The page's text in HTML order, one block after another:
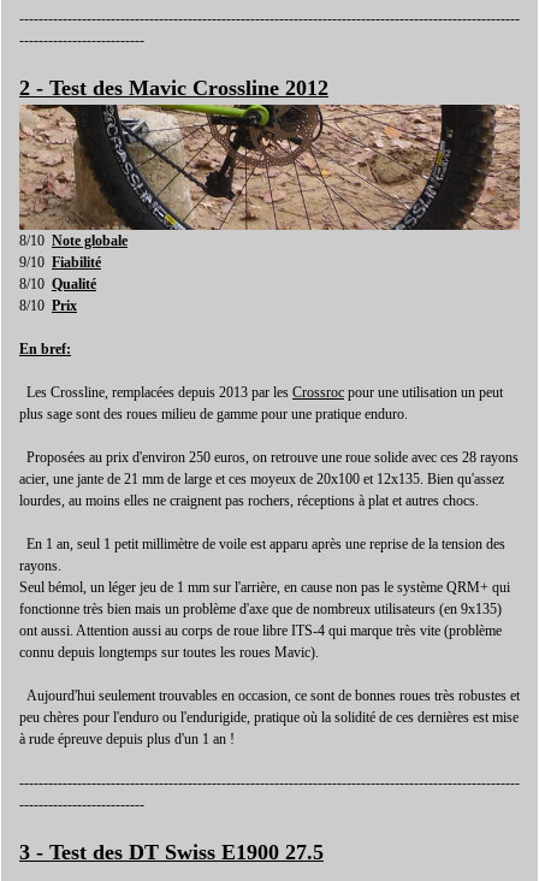
--------------------------------------------------------------------------------------------------------
--------------------------
2 - Test des Mavic Crossline 2012
8/10 Note globale
9/10 Fiabilité
8/10 Qualité
8/10 Prix
En bref:
Les Crossline, remplacées depuis 2013 par les Crossroc pour une utilisation un peut
plus sage sont des roues milieu de gamme pour une pratique enduro.
Proposées au prix d'environ 250 euros, on retrouve une roue solide avec ces 28 rayons
acier, une jante de 21 mm de large et ces moyeux de 20x100 et 12x135. Bien qu'assez
lourdes, au moins elles ne craignent pas rochers, réceptions à plat et autres chocs.
En 1 an, seul 1 petit millimètre de voile est apparu après une reprise de la tension des
rayons.
Seul bémol, un léger jeu de 1 mm sur l'arrière, en cause non pas le système QRM+ qui
fonctionne très bien mais un problème d'axe que de nombreux utilisateurs (en 9x135)
ont aussi. Attention aussi au corps de roue libre ITS-4 qui marque très vite (problème
connu depuis longtemps sur toutes les roues Mavic).
Aujourd'hui seulement trouvables en occasion, ce sont de bonnes roues très robustes et
peu chères pour l'enduro ou l'endurigide, pratique où la solidité de ces dernières est mise
à rude épreuve depuis plus d'un 1 an !
--------------------------------------------------------------------------------------------------------
--------------------------
3 - Test des DT Swiss E1900 27.5